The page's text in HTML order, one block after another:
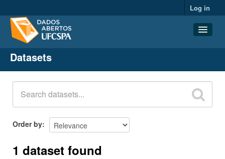
Log in
Datasets
Organizations
Groups
About
Datasets
Order by
1 dataset found